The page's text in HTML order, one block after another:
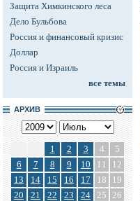
Защита Химкинского леса
Дело Бульбова
Россия и финансовый кризис
Доллар
Россия и Израиль
все темы
АРХИВ
1 2 3 4
5
6
7 8 9 10 11
12
13
14 15 16 17 18
19
20
21 22 23 24 25 26